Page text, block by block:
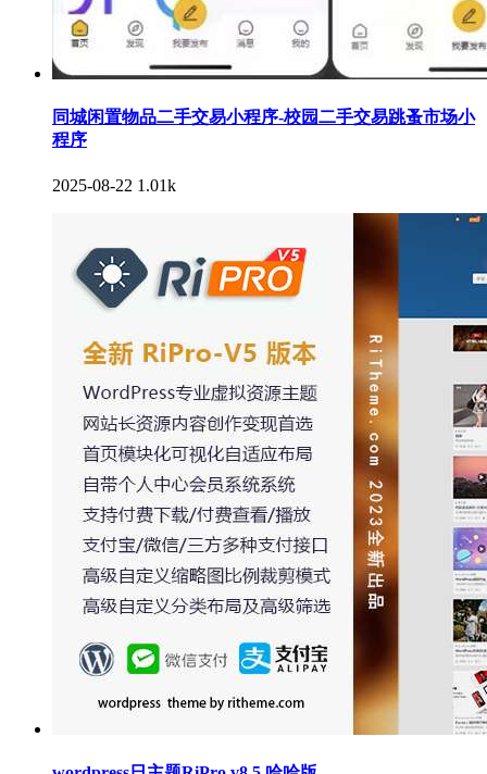
同城闲置物品二手交易小程序-校园二手交易跳蚤市场小
程序
2025-08-22 1.01k